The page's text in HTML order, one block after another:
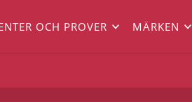
OCH PROVER MÄRKEN